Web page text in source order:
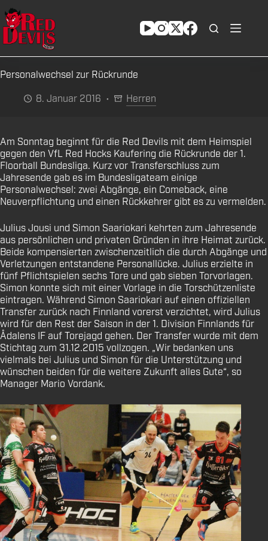
Zum
Inhalt
springen
Personalwechsel zur Rückrunde
8. Januar 2016
Herren
Am Sonntag beginnt für die Red Devils mit dem Heimspiel
gegen den VfL Red Hocks Kaufering die Rückrunde der 1.
Floorball Bundesliga. Kurz vor Transferschluss zum
Jahresende gab es im Bundesligateam einige
Personalwechsel: zwei Abgänge, ein Comeback, eine
Neuverpflichtung und einen Rückkehrer gibt es zu vermelden.
Julius Jousi und Simon Saariokari kehrten zum Jahresende
aus persönlichen und privaten Gründen in ihre Heimat zurück.
Beide kompensierten zwischenzeitlich die durch Abgänge und
Verletzungen entstandene Personallücke. Julius erzielte in
fünf Pflichtspielen sechs Tore und gab sieben Torvorlagen.
Simon konnte sich mit einer Vorlage in die Torschützenliste
eintragen. Während Simon Saariokari auf einen offiziellen
Transfer zurück nach Finnland vorerst verzichtet, wird Julius
wird für den Rest der Saison in der 1. Division Finnlands für
Ådalens IF auf Torejagd gehen. Der Transfer wurde mit dem
Stichtag zum 31.12.2015 vollzogen. „Wir bedanken uns
vielmals bei Julius und Simon für die Unterstützung und
wünschen beiden für die weitere Zukunft alles Gute“, so
Manager Mario Vordank.